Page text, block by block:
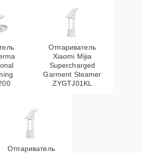
Отпариватель
Xiaomi Mijia
Supercharged
Garment Steamer
ZYGTJ01KL
Отпариватель